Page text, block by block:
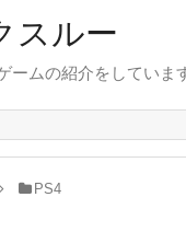
スルー
ームの紹介をしていま
PS4